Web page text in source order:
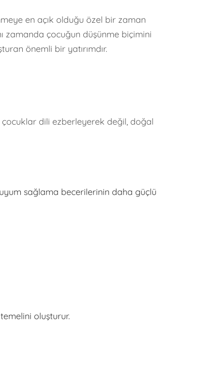
en açık olduğu özel bir zaman
zamanda çocuğun düşünme biçimini
önemli bir yatırımdır.
çocuklar dili ezberleyerek değil, doğal
sağlama becerilerinin daha güçlü
oluşturur.